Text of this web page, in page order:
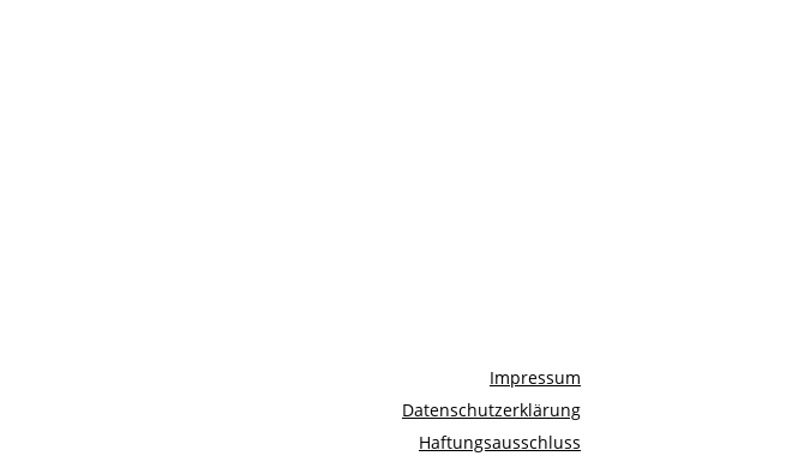
Impressum
Datenschutzerklärung
Haftungsausschluss